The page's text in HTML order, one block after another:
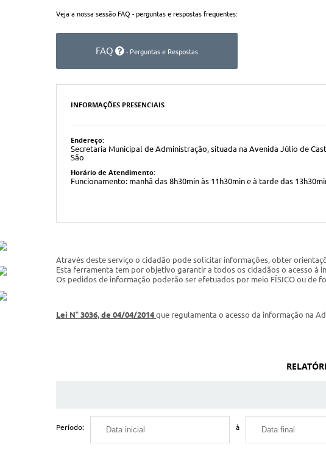
Veja a nossa sessão FAQ - perguntas e respostas frequentes:
FAQ - Perguntas e Respostas
INFORMAÇÕES PRESENCIAIS
Endereço:
Secretaria Municipal de Administração, situada na Avenida Júlio de
São
Horário de Atendimento:
Funcionamento: manhã das 8h30min às 11h30min e à tarde das
Através deste serviço o cidadão pode solicitar informações, obter
Esta ferramenta tem por objetivo garantir a todos os cidadãos o acesso à
Os pedidos de informação poderão ser efetuados por meio FÍSICO ou de
Lei N° 3036, de 04/04/2014 que regulamenta o acesso da informação na
Período: à